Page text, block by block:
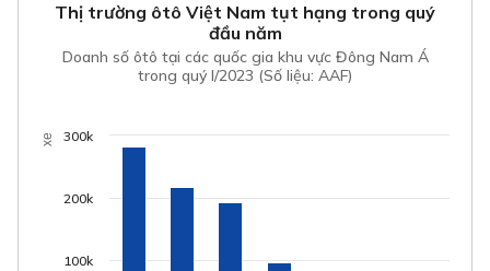
xe
Thị trường ôtô Việt Nam tụt hạng trong quý
đầu năm
Doanh số ôtô tại các quốc gia khu vực Đông Nam Á
trong quý I/2023 (Số liệu: AAF)
100k
200k
300k